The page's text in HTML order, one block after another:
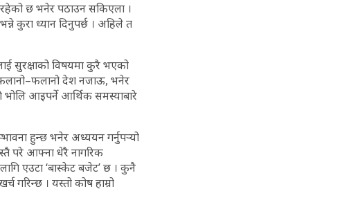
छ भनेर पठाउन सकिएला ।
कुरा ध्यान दिनुपर्छ । अहिले त
सुरक्षाको विषयमा कुरै भएको
फलानो–फलानो देश नजाऊ, भनेर
भोलि आइपर्ने आर्थिक समस्याबारे
हुन्छ भनेर अध्ययन गर्नुपर्‍यो
परे आफ्ना धेरै नागरिक
एउटा ‘बास्केट बजेट’ छ । कुनै
गरिन्छ । यस्तो कोष हाम्रो